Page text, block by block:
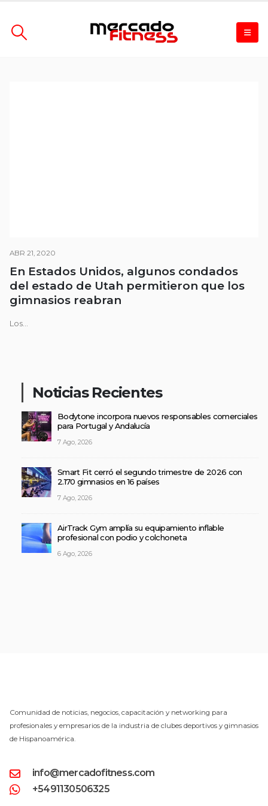
ABR 21, 2020
En Estados Unidos, algunos condados
del estado de Utah permitieron que los
gimnasios reabran
Los...
Noticias Recientes
Bodytone incorpora nuevos responsables comerciales
para Portugal y Andalucía
7 Ago, 2026
Smart Fit cerró el segundo trimestre de 2026 con
2.170 gimnasios en 16 países
7 Ago, 2026
AirTrack Gym amplía su equipamiento inflable
profesional con podio y colchoneta
6 Ago, 2026
Comunidad de noticias, negocios, capacitación y networking para
profesionales y empresarios de la industria de clubes deportivos y gimnasios
de Hispanoamérica.
info@mercadofitness.com
+5491130506325